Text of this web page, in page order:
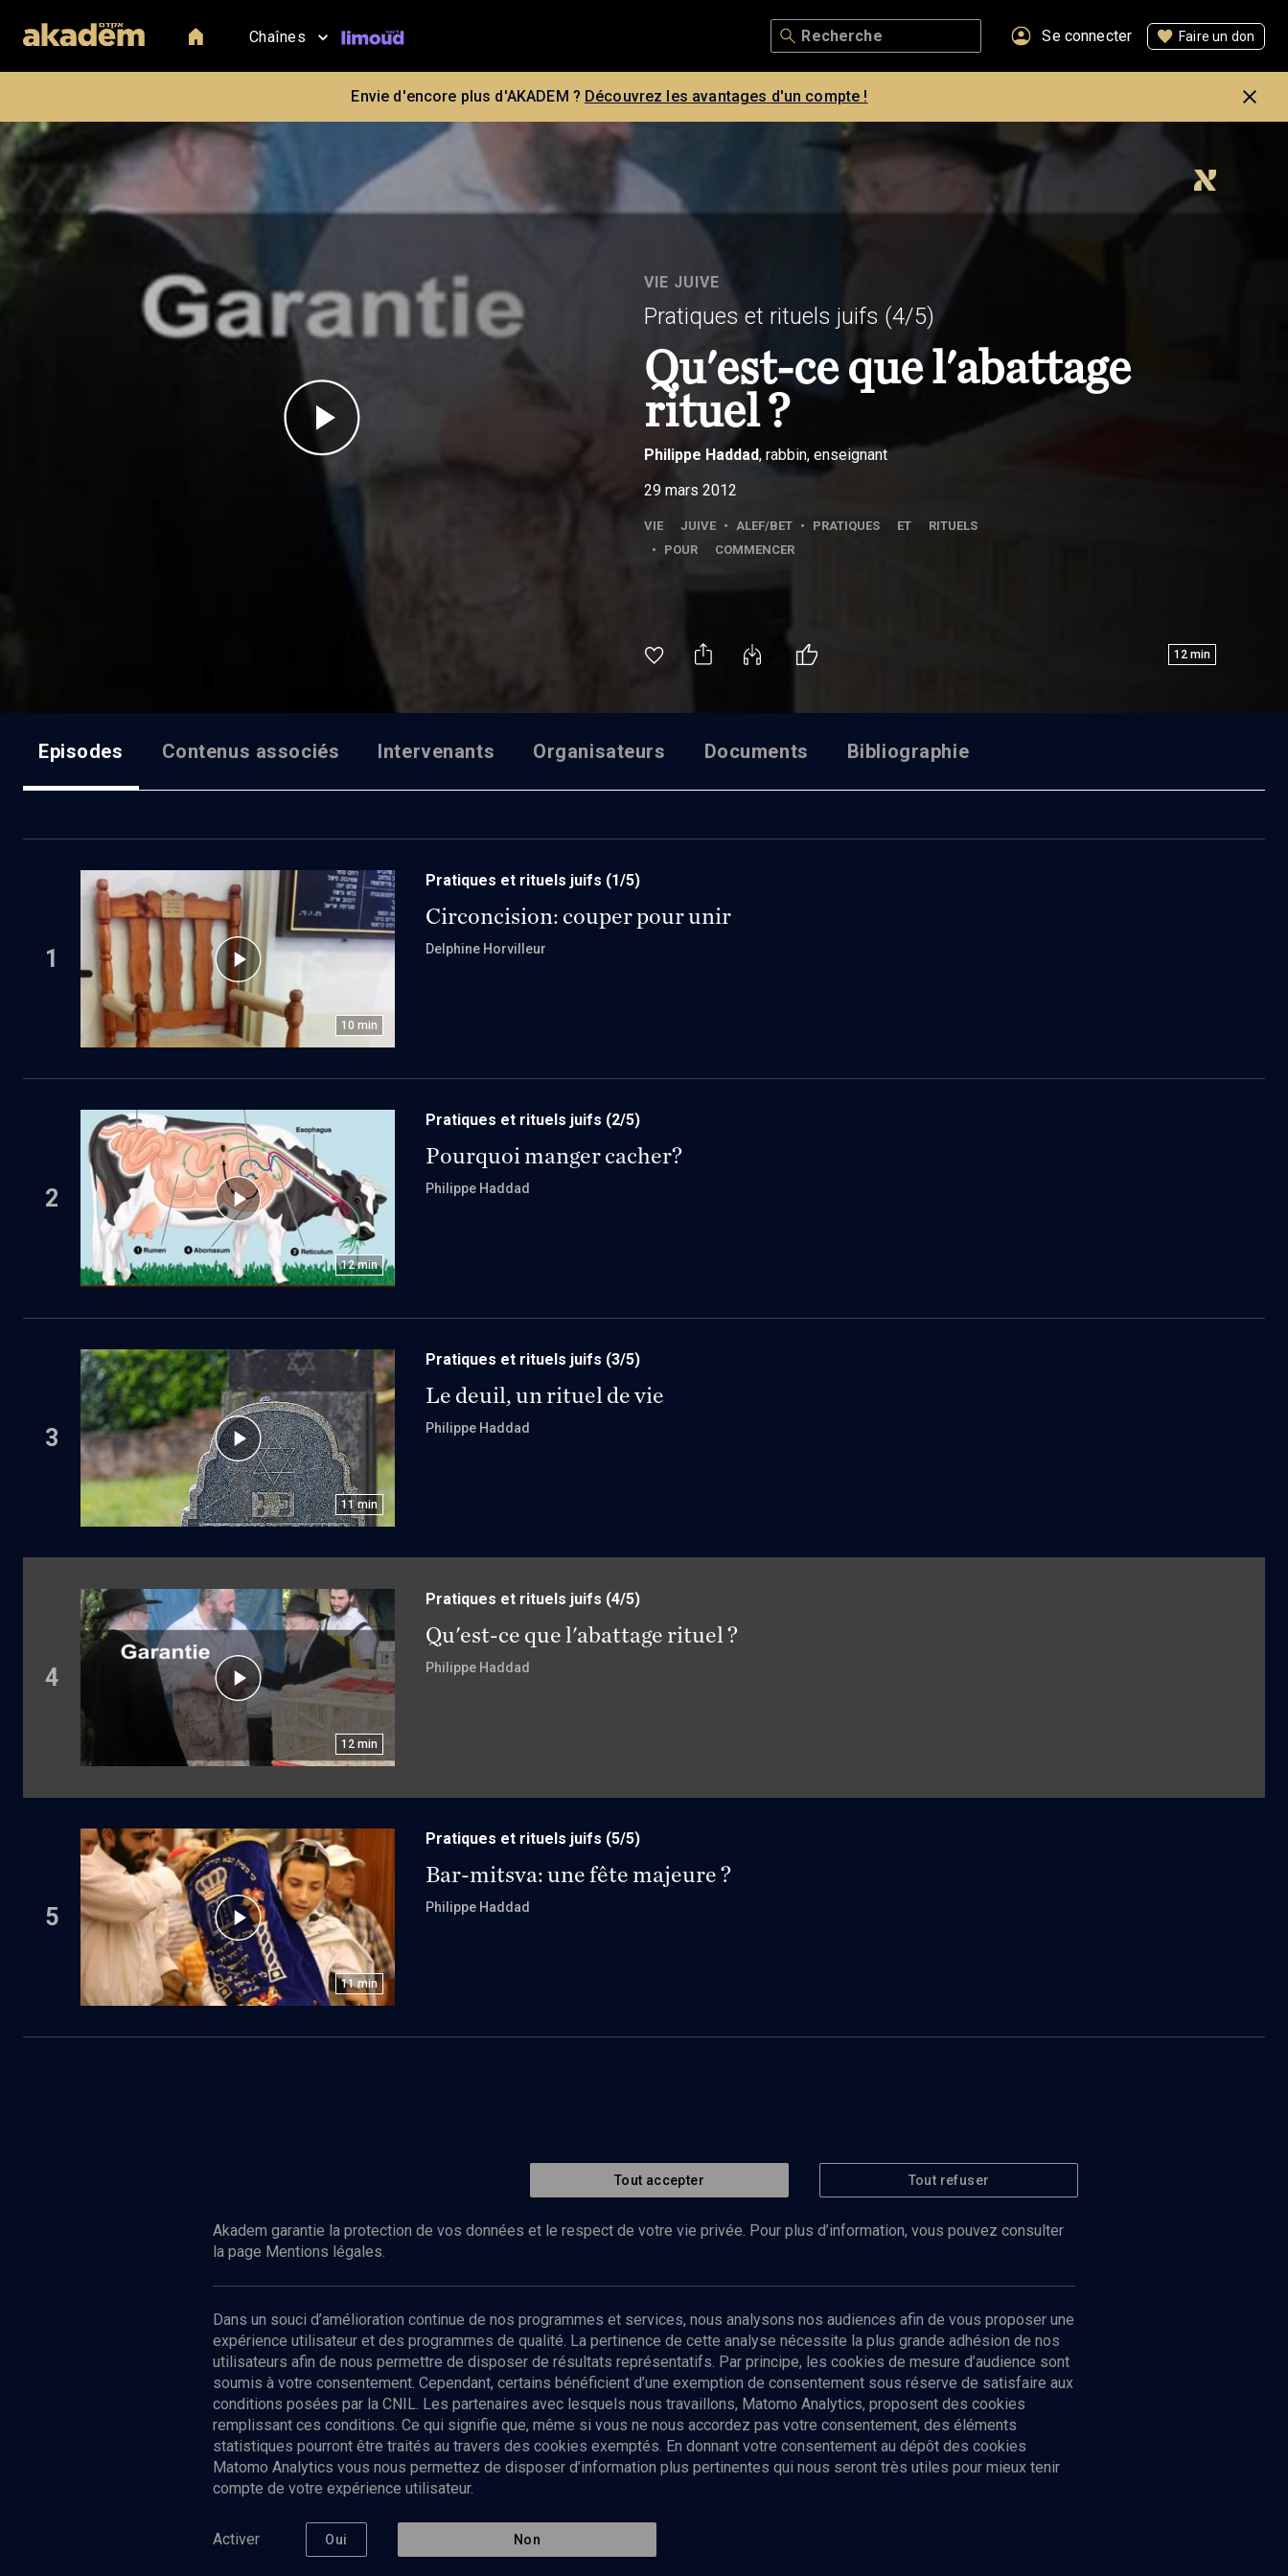
Chaînes Se connecter Faire un don
Envie d'encore plus d'AKADEM ? Découvrez les avantages d'un compte !
VIE JUIVE
Pratiques et rituels juifs (4/5)
Qu'est-ce que l'abattage
rituel ?
Philippe Haddad, rabbin, enseignant
29 mars 2012
VIE JUIVE • ALEF/BET •
PRATIQUES ET RITUELS
•
POUR COMMENCER
12 min
Episodes Contenus associés Intervenants Organisateurs Documents Bibliographie
1
10 min
Pratiques et rituels juifs (1/5)
Circoncision: couper pour unir
Delphine Horvilleur
2
12 min
Pratiques et rituels juifs (2/5)
Pourquoi manger cacher?
Philippe Haddad
3
11 min
Pratiques et rituels juifs (3/5)
Le deuil, un rituel de vie
Philippe Haddad
4
12 min
Pratiques et rituels juifs (4/5)
Qu'est-ce que l'abattage rituel ?
Philippe Haddad
5
11 min
Pratiques et rituels juifs (5/5)
Bar-mitsva: une fête majeure ?
Philippe Haddad
Abonnez-vous à notre newsletter
Envoyer
Nos Chaines
Culture
Politique de protection des données
Tout accepter Tout refuser
Akadem garantie la protection de vos données et le respect de votre vie privée. Pour plus d’information, vous pouvez consulter
la page Mentions légales.
Dans un souci d’amélioration continue de nos programmes et services, nous analysons nos audiences afin de vous proposer une
expérience utilisateur et des programmes de qualité. La pertinence de cette analyse nécessite la plus grande adhésion de nos
utilisateurs afin de nous permettre de disposer de résultats représentatifs. Par principe, les cookies de mesure d’audience sont
soumis à votre consentement. Cependant, certains bénéficient d’une exemption de consentement sous réserve de satisfaire aux
conditions posées par la CNIL. Les partenaires avec lesquels nous travaillons, Matomo Analytics, proposent des cookies
remplissant ces conditions. Ce qui signifie que, même si vous ne nous accordez pas votre consentement, des éléments
statistiques pourront être traités au travers des cookies exemptés. En donnant votre consentement au dépôt des cookies
Matomo Analytics vous nous permettez de disposer d’information plus pertinentes qui nous seront très utiles pour mieux tenir
compte de votre expérience utilisateur.
Activer Oui Non